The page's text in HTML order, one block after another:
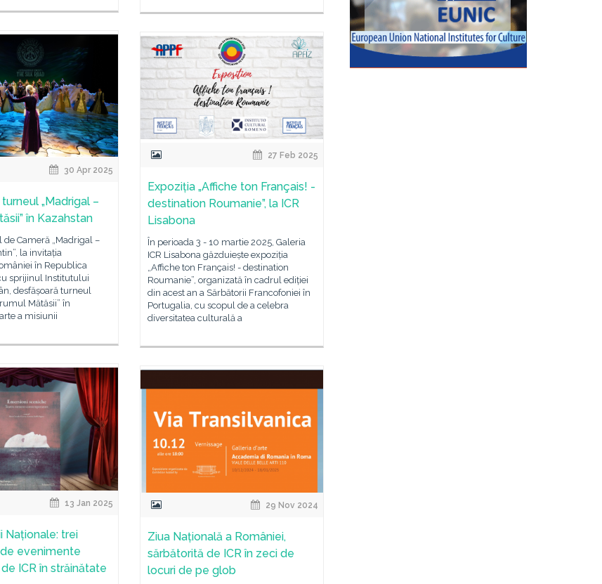
30 Apr 2025
„Madrigal –
în Kazahstan
de Cameră „Madrigal –
la invitația
în Republica
sprijinul Institutului
desfășoară turneul
Mătăsii” în
a misiunii
27 Feb 2025
Expoziția „Affiche ton Français! -
destination Roumanie”, la ICR
Lisabona
În perioada 3 - 10 martie 2025, Galeria
ICR Lisabona găzduiește expoziția
„Affiche ton Français! - destination
Roumanie”, organizată în cadrul ediției
din acest an a Sărbătorii Francofoniei în
Portugalia, cu scopul de a celebra
diversitatea culturală a
13 Jan 2025
Naționale: trei
evenimente
ICR în străinătate
29 Nov 2024
Ziua Națională a României,
sărbătorită de ICR în zeci de
locuri de pe glob